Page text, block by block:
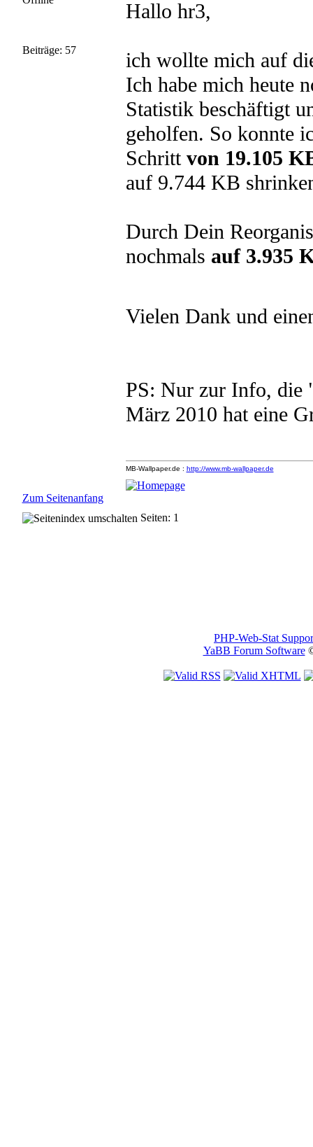
Beiträge: 57
Hallo hr3,
ich wollte mich auf
Ich habe mich heute
Statistik beschäftigt
geholfen. So konnte
Schritt von 19.105
auf 9.744 KB
Durch Dein
nochmals auf 3.935
Vielen Dank und
PS: Nur zur Info, die
März 2010 hat eine
Zum Seitenanfang
MB-Wallpaper.de : http://www.mb-wallpaper.de
Seiten: 1
PHP-Web-Stat
YaBB Forum Software©